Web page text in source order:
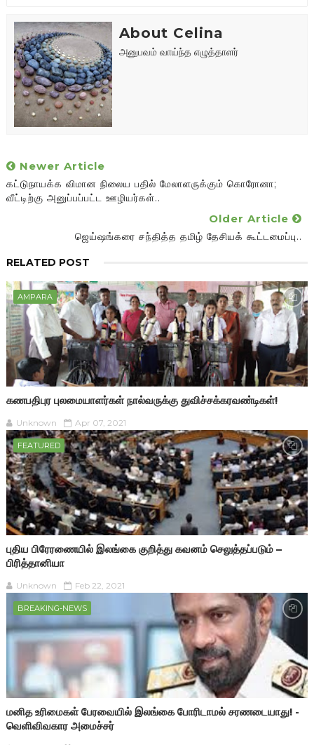
About Celina
அனுபவம் வாய்ந்த எழுத்தாளர்
Newer Article
கட்டுநாயக்க விமான நிலைய பதில் மேலாளருக்கும் கொரோனா;
வீட்டிற்கு அனுப்பப்பட்ட ஊழியர்கள்..
Older Article
ஜெய்ஷங்கரை சந்தித்த தமிழ் தேசியக் கூட்டமைப்பு..
RELATED POST
AMPARA
கணபதிபுர புலமையாளர்கள் நால்வருக்கு துவிச்சக்கரவண்டிகள்!
Unknown Apr 07, 2021
FEATURED
புதிய பிரேரணையில் இலங்கை குறித்து கவனம் செலுத்தப்படும் –
பிரித்தானியா
Unknown Feb 22, 2021
BREAKING-NEWS
மனித உரிமைகள் பேரவையில் இலங்கை போரிடாமல் சரணடையாது! -
வெளிவிவகார அமைச்சர்